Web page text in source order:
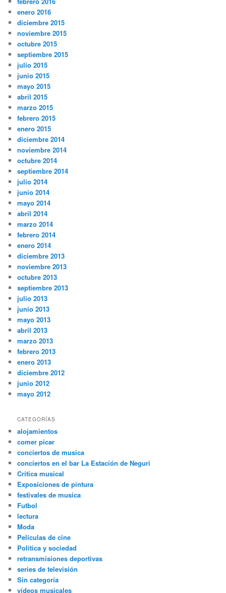
enero 2016
diciembre 2015
noviembre 2015
octubre 2015
septiembre 2015
julio 2015
junio 2015
mayo 2015
abril 2015
marzo 2015
febrero 2015
enero 2015
diciembre 2014
noviembre 2014
octubre 2014
septiembre 2014
julio 2014
junio 2014
mayo 2014
abril 2014
marzo 2014
febrero 2014
enero 2014
diciembre 2013
noviembre 2013
octubre 2013
septiembre 2013
julio 2013
junio 2013
mayo 2013
abril 2013
marzo 2013
febrero 2013
enero 2013
diciembre 2012
junio 2012
mayo 2012
CATEGORÍAS
alojamientos
comer picar
conciertos de musica
conciertos en el bar La Estación de Neguri
Crítica musical
Exposiciones de pintura
festivales de musica
Futbol
lectura
Moda
Películas de cine
Política y sociedad
retransmisiones deportivas
series de televisión
Sin categoría
vídeos musicales